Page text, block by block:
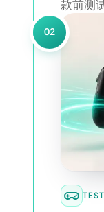
款前测
02